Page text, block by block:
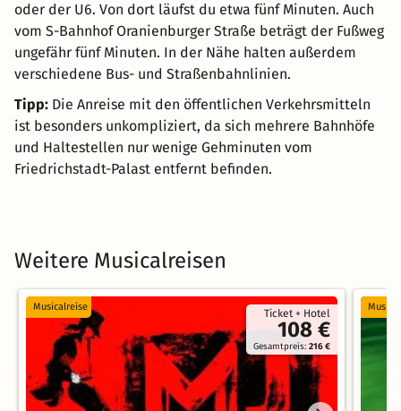
oder der U6. Von dort läufst du etwa fünf Minuten. Auch
vom S-Bahnhof Oranienburger Straße beträgt der Fußweg
ungefähr fünf Minuten. In der Nähe halten außerdem
verschiedene Bus- und Straßenbahnlinien.
Tipp: Die Anreise mit den öffentlichen Verkehrsmitteln
ist besonders unkompliziert, da sich mehrere Bahnhöfe
und Haltestellen nur wenige Gehminuten vom
Friedrichstadt-Palast entfernt befinden.
Weitere Musicalreisen
Ticket + Hotel
108 €
Gesamtpreis:216 €
Musicalreise